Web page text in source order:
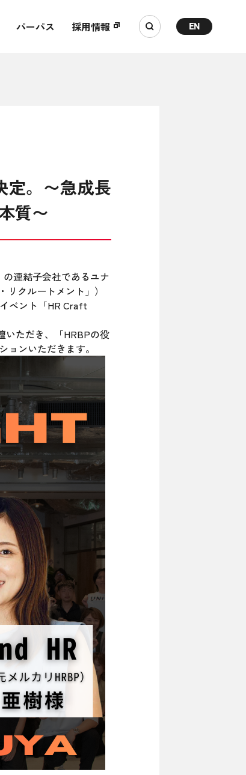
パーパス 採用情報 EN
定。〜急成長
質〜
連結子会社であるユナ
クルートメント」）
ベント「HR Craft
いただき、「HRBPの役
ンいただきます。